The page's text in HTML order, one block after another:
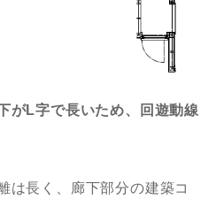
がL字で長いため、回遊動線
は長く、廊下部分の建築コ